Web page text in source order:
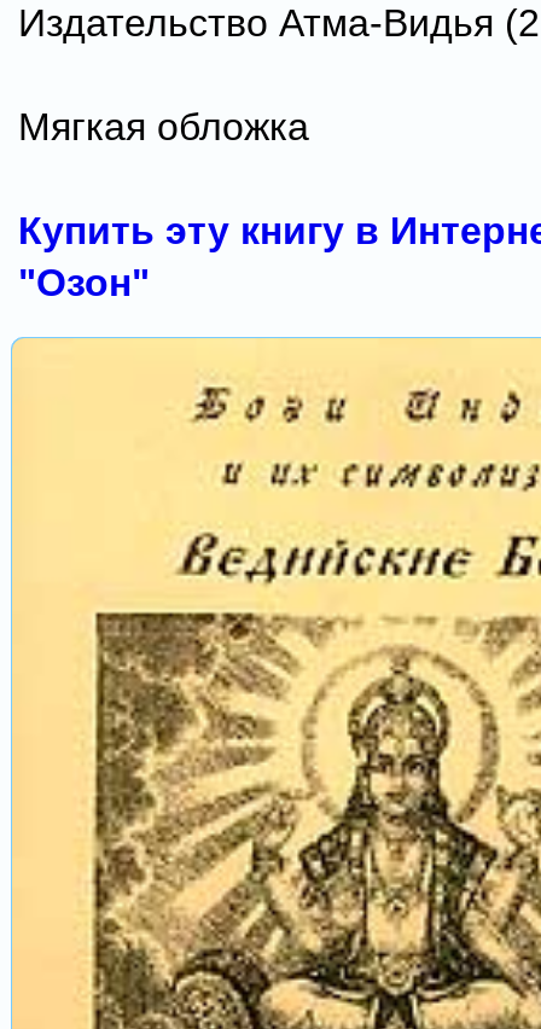
Издательство Атма-Видья
Мягкая обложка
Купить эту книгу в
"Озон"